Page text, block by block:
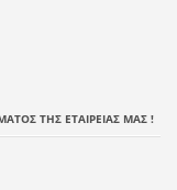
ΤΗΣ ΕΤΑΙΡΕΙΑΣ ΜΑΣ !